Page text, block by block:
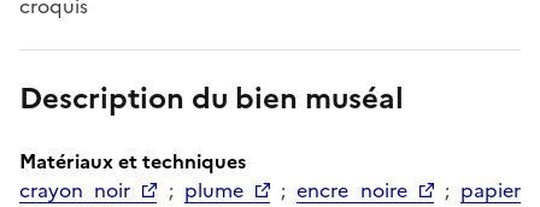
Description du bien muséal
Matériaux et techniques
crayon noir
; plume ;encre noire ; papier